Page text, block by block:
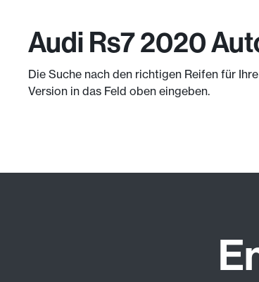
Audi Rs7 2020
Die Suche nach den richtigen Reifen für
Version in das Feld oben eingeben.